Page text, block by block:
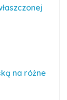
na różne